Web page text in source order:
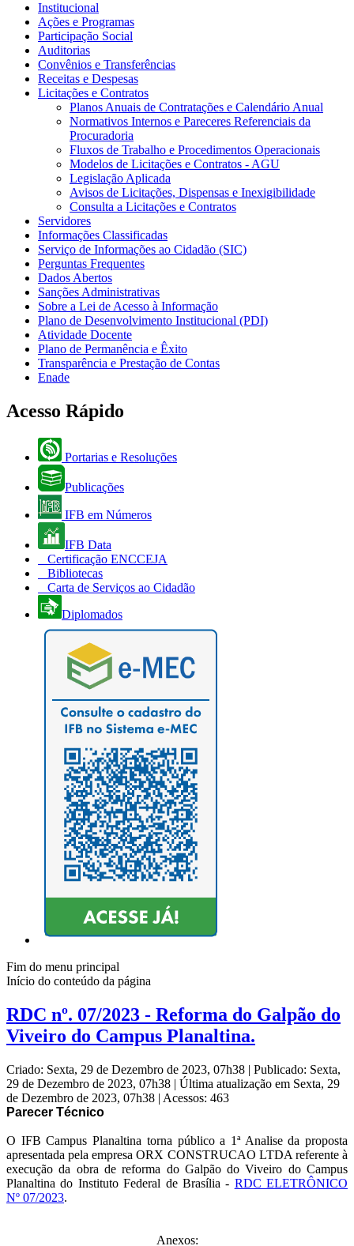
Institucional
Ações e Programas
Participação Social
Auditorias
Convênios e Transferências
Receitas e Despesas
Licitações e Contratos
Planos Anuais de Contratações e Calendário Anual
Normativos Internos e Pareceres Referenciais da
Procuradoria
Fluxos de Trabalho e Procedimentos Operacionais
Modelos de Licitações e Contratos - AGU
Legislação Aplicada
Avisos de Licitações, Dispensas e Inexigibilidade
Consulta a Licitações e Contratos
Servidores
Informações Classificadas
Serviço de Informações ao Cidadão (SIC)
Perguntas Frequentes
Dados Abertos
Sanções Administrativas
Sobre a Lei de Acesso à Informação
Plano de Desenvolvimento Institucional (PDI)
Atividade Docente
Plano de Permanência e Êxito
Transparência e Prestação de Contas
Enade
Acesso Rápido
Portarias e Resoluções
Publicações
IFB em Números
IFB Data
Certificação ENCCEJA
Bibliotecas
Carta de Serviços ao Cidadão
Diplomados
Fim do menu principal
Início do conteúdo da página
RDC nº. 07/2023 - Reforma do Galpão do
Viveiro do Campus Planaltina.
Criado: Sexta, 29 de Dezembro de 2023, 07h38 | Publicado: Sexta,
29 de Dezembro de 2023, 07h38 | Última atualização em Sexta, 29
de Dezembro de 2023, 07h38 | Acessos: 463
Parecer Técnico
O IFB Campus Planaltina torna público a 1ª Analise da proposta
apresentada pela empresa ORX CONSTRUCAO LTDA referente à
execução da obra de reforma do Galpão do Viveiro do Campus
Planaltina do Instituto Federal de Brasília - RDC ELETRÔNICO
Nº 07/2023.
Anexos: